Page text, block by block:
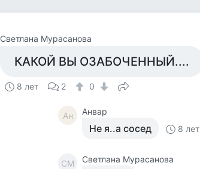
Светлана Мурасанова
КАКОЙ ВЫ ОЗАБОЧЕННЫЙ....
8 лет 2 0
Ан Анвар
Не я..а сосед 8 лет
СМ Светлана Мурасанова